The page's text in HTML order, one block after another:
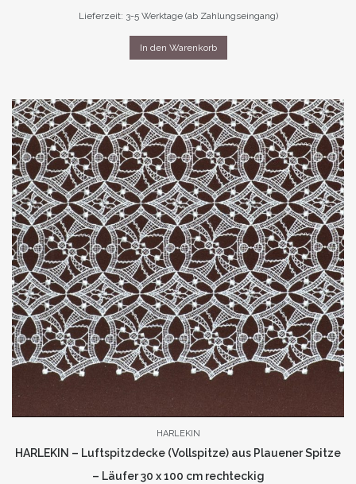
Lieferzeit: 3-5 Werktage (ab Zahlungseingang)
In den Warenkorb
HARLEKIN
HARLEKIN – Luftspitzdecke (Vollspitze) aus Plauener Spitze
– Läufer 30 x 100 cm rechteckig